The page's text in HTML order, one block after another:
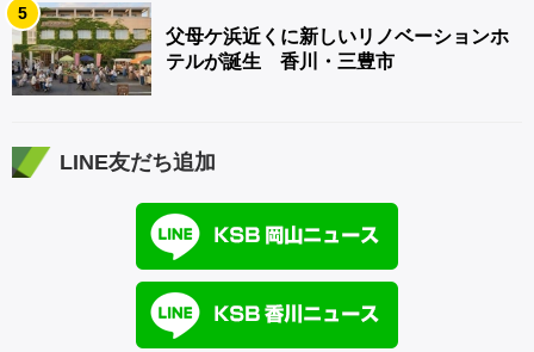
5
父母ケ浜近くに新しいリノベーションホ
テルが誕生 香川・三豊市
LINE友だち追加